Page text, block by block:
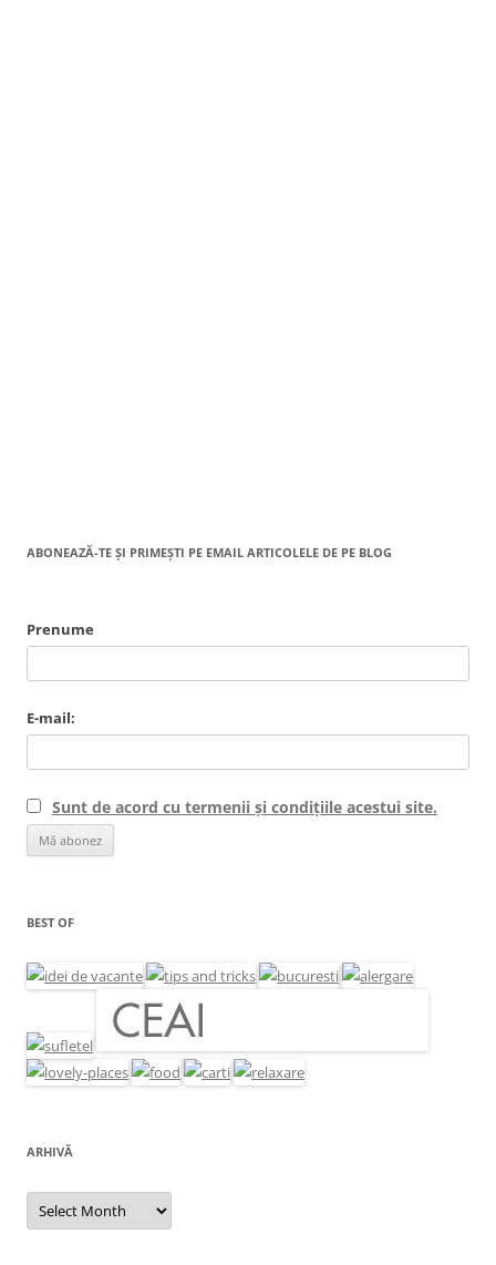
ABONEAZĂ-TE ȘI PRIMEȘTI PE EMAIL ARTICOLELE DE PE BLOG
Prenume
E-mail:
Sunt de acord cu termenii și condițiile acestui site.
BEST OF
ARHIVĂ
Arhivă